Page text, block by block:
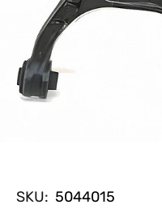
SKU: 5044015